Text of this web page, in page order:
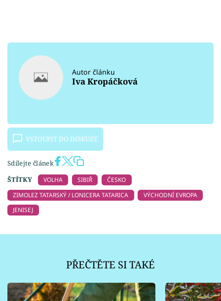
Autor článku
Iva Kropáčková
VSTOUPIT DO DISKUZE
Sdílejte článek
ŠTÍTKY
VOLHA SIBIŘ
ČESKO
ZIMOLEZ TATARSKÝ / LONICERA TATARICA
VÝCHODNÍ EVROPA
JENISEJ
PŘEČTĚTE SI TAKÉ